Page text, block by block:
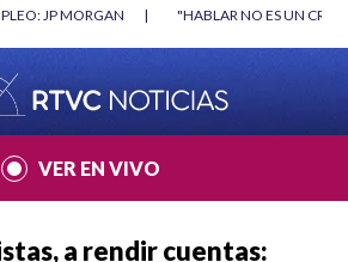
JP MORGAN |
"HABLAR NO ES UN
VER EN VIVO
a rendir cuentas: